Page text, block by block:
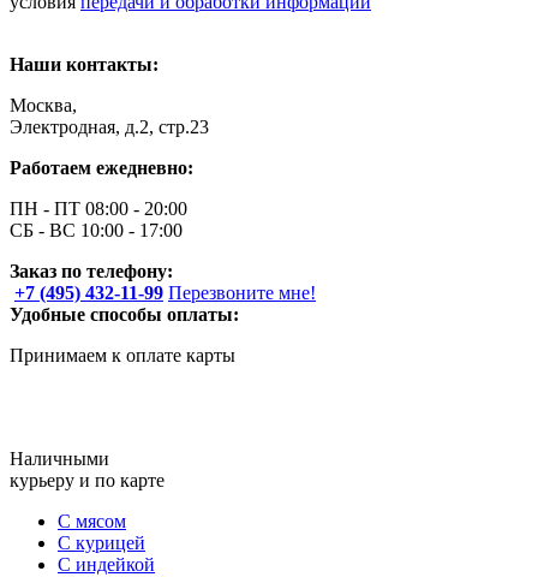
Наши контакты:
Москва,
Электродная, д.2, стр.23
Работаем ежедневно:
ПН - ПТ 08:00 - 20:00
СБ - ВС 10:00 - 17:00
Заказ по телефону:
+7 (495) 432-11-99 Перезвоните мне!
Удобные способы оплаты:
Принимаем к оплате карты
Наличными
курьеру и по карте
С мясом
С курицей
С индейкой